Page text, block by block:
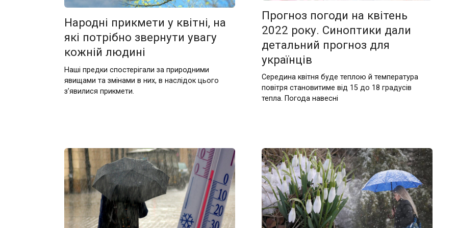
Народні прикмети у квітні, на
які потрібно звернути увагу
кожній людині
Наші предки спостерігали за природними
явищами та змінами в них, в наслідок цього
з’явилися прикмети.
Прогноз погоди на квітень
2022 року. Синоптики дали
детальний прогноз для
українців
Середина квітня буде теплою й температура
повітря становитиме від 15 до 18 градусів
тепла. Погода навесні